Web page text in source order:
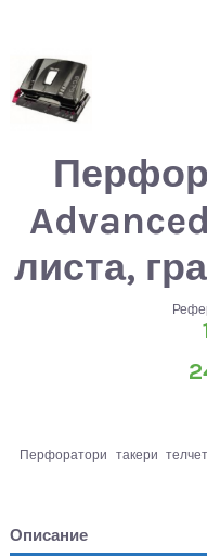
листа,
Перфоратори такери
Описание